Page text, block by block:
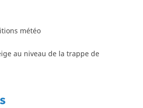
météo
au niveau de la trappe de